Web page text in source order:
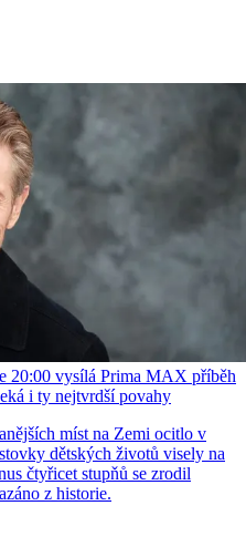
20:00 vysílá Prima MAX příběh
i ty nejtvrdší povahy
míst na Zemi ocitlo v
dětských životů visely na
čtyřicet stupňů se zrodil
z historie.